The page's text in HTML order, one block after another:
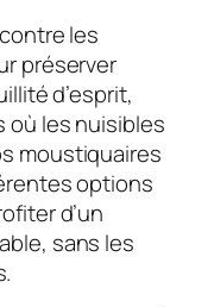
les
préserver
d’esprit,
où les nuisibles
moustiquaires
options
d’un
sans les